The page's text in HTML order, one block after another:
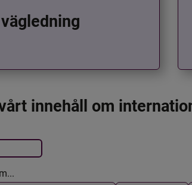
innehåll om
postas automatiskt